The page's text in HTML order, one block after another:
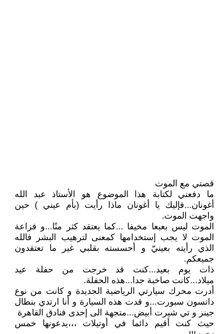
قصتي مع الموت
ما دفعني لكتابة هذا الموضوع هو الأستاذ عبد الله
أغونان...فإليك يا أغونان ماذا رأيت (بأم عيني ) حين
واجهت الموت.
الموت ليس بعبعا مخيفا ...كما يعتقد كثر منًا...و فزاعة
الموت لا يجب إستخدامها كمعنى لترهيب البشر فالله
الذي رأيته بعينيّ و أحسسته بقلبي غير ما تعتقدون
جميعكم.
ذات يوم بعيد...كنت قد خرجت من حفلة عيد
ميلاد...كانت صاخبة جدا...هذه الحفلة.
أدرت محرك سيارتي الرياضية الجديدة و كانت من نوع
داتسون سبورت...و قدت هذه السيارة و أنا ارتدي بنطال
جينز و تي شيرت أبيض...متجهة الى إحدى فنادق القاهرة
حيث كنت أقيم دائما في أوتيلات ،،،يدعونها خمس